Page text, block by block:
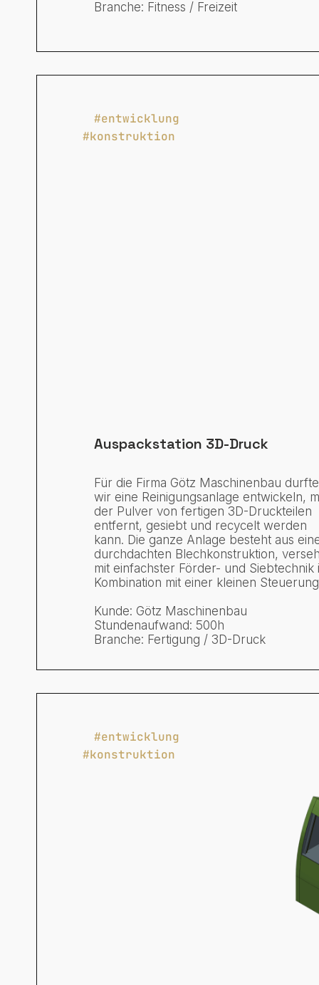
Branche: Fitness / Freizeit
#entwicklung
#konstruktion
Auspackstation 3D-Druck
Für die Firma Götz Maschinenbau
wir eine Reinigungsanlage entwickeln,
der Pulver von fertigen 3D-Druckteilen
entfernt, gesiebt und recycelt werden
kann. Die ganze Anlage besteht aus
durchdachten Blechkonstruktion,
mit einfachster Förder- und Siebtechnik
Kombination mit einer kleinen
Kunde: Götz Maschinenbau
Stundenaufwand: 500h
Branche: Fertigung / 3D-Druck
#entwicklung
#konstruktion